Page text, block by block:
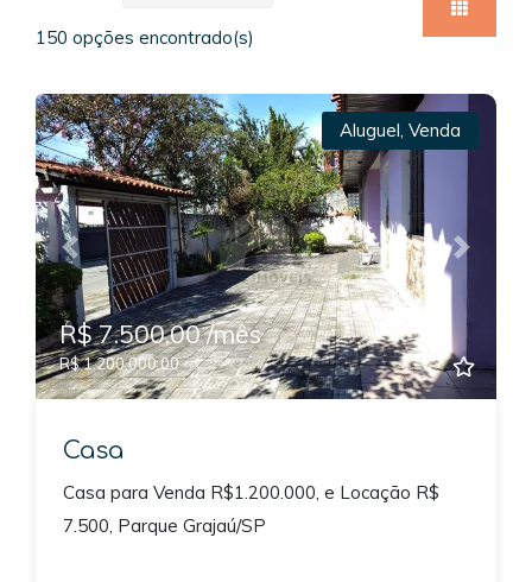
150 opções encontrado(s)
Previous Next
Aluguel, Venda
R$ 7.500,00 /mês
R$ 1.200.000,00
Casa
Casa para Venda R$1.200.000, e Locação R$
7.500, Parque Grajaú/SP